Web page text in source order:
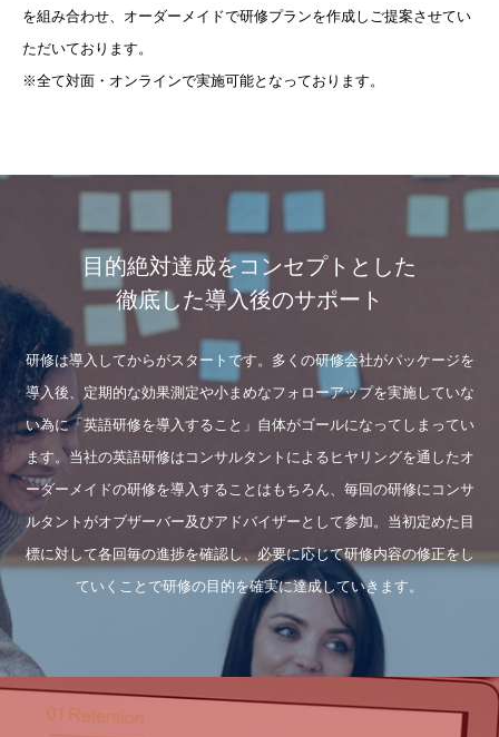
を組み合わせ、オーダーメイドで研修プランを作成しご提案させてい
ただいております。
※全て対面・オンラインで実施可能となっております。
目的絶対達成をコンセプトとした
徹底した導入後のサポート
研修は導入してからがスタートです。多くの研修会社がパッケージを
導入後、定期的な効果測定や小まめなフォローアップを実施していな
い為に「英語研修を導入すること」自体がゴールになってしまってい
ます。当社の英語研修はコンサルタントによるヒヤリングを通したオ
ーダーメイドの研修を導入することはもちろん、毎回の研修にコンサ
ルタントがオブザーバー及びアドバイザーとして参加。当初定めた目
標に対して各回毎の進捗を確認し、必要に応じて研修内容の修正をし
ていくことで研修の目的を確実に達成していきます。